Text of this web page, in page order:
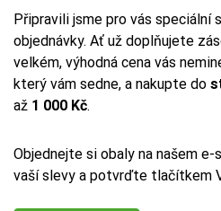
Připravili jsme pro vás speciální
objednávky. Ať už doplňujete
velkém, výhodná cena vás
který vám sedne, a nakupte do
až 1 000 Kč.
Objednejte si obaly na našem
vaší slevy a potvrďte tlačítkem